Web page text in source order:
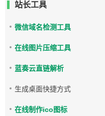
站长工具
微信域名检测工具
在线图片压缩工具
蓝奏云直链解析
生成桌面快捷方式
在线制作ico图标